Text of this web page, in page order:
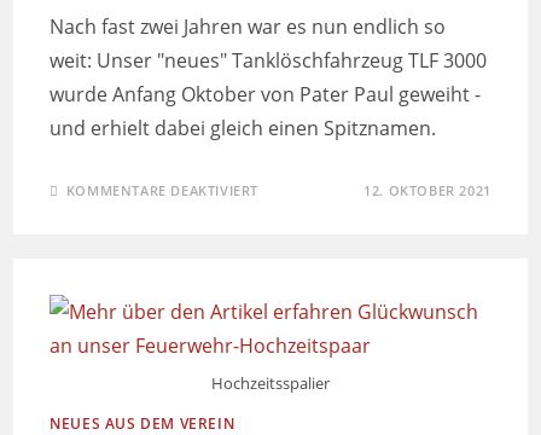
Nach fast zwei Jahren war es nun endlich so
weit: Unser "neues" Tanklöschfahrzeug TLF 3000
wurde Anfang Oktober von Pater Paul geweiht -
und erhielt dabei gleich einen Spitznamen.
KOMMENTARE DEAKTIVIERT 12. OKTOBER 2021
Hochzeitsspalier
NEUES AUS DEM VEREIN